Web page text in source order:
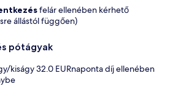
felár ellenében kérhető
állástól függően)
pótágyak
kiságy 32.0 EURnaponta díj ellenében